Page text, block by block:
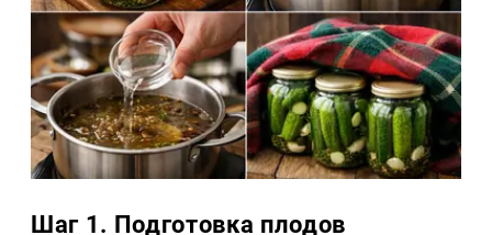
Шаг 1. Подготовка плодов